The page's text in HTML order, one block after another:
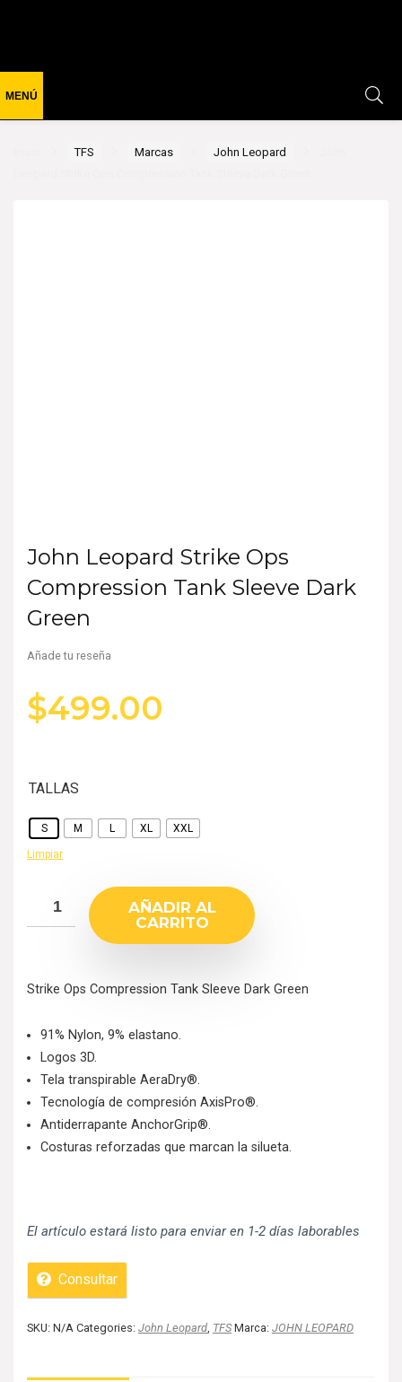
TFS Marcas John Leopard
John Leopard Strike Ops
Compression Tank Sleeve Dark
Green
Añade tu reseña
$499.00
TALLAS
S M L XL XXL
Limpiar
AÑADIR AL
CARRITO
Strike Ops Compression Tank Sleeve Dark Green
91% Nylon, 9% elastano.
Logos 3D.
Tela transpirable AeraDry®.
Tecnología de compresión AxisPro®.
Antiderrapante AnchorGrip®.
Costuras reforzadas que marcan la silueta.
El artículo estará listo para enviar en 1-2 días laborables
Consultar
SKU: N/A Categories: John Leopard, TFS Marca: JOHN LEOPARD